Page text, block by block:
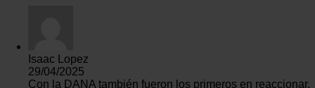
Isaac Lopez
29/04/2025
Con la DANA también fueron los primeros en reaccionar.